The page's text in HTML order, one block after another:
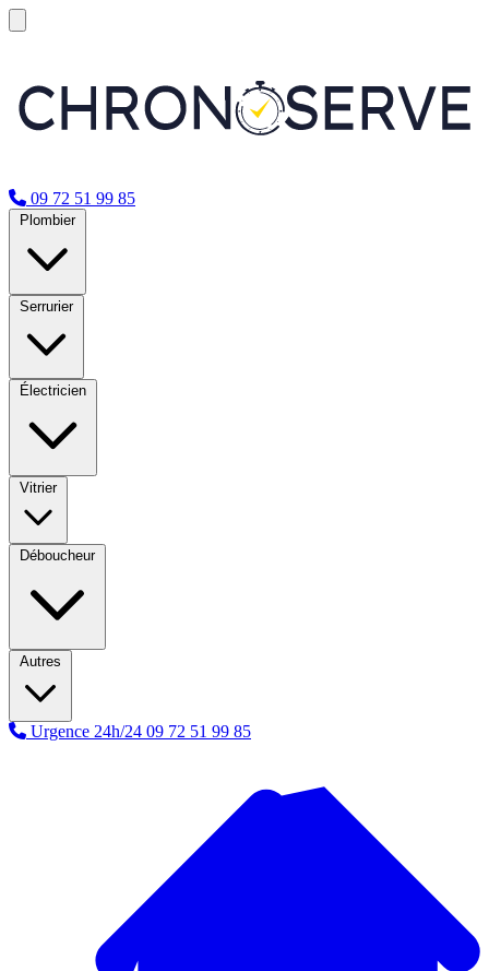
09 72 51 99 85
Plombier
Serrurier
Électricien
Vitrier
Déboucheur
Autres
Urgence 24h/24 09 72 51 99 85